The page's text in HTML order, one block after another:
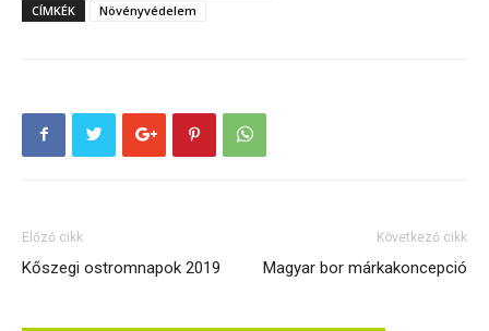
CÍMKÉK
Növényvédelem
Előző cikk
Kőszegi ostromnapok 2019
Következő cikk
Magyar bor márkakoncepció